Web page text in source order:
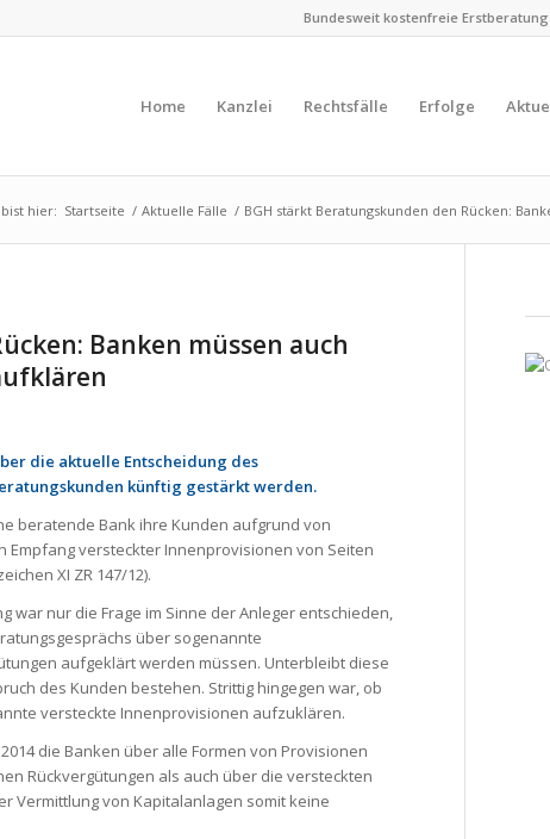
Bundesweit kostenfreie Erstberatung
Home Kanzlei Rechtsfälle Erfolge
hier: Startseite / Aktuelle Fälle / BGH stärkt Beratungskunden den Rücken:
Banken müssen auch
die aktuelle Entscheidung des
künftig gestärkt werden.
beratende Bank ihre Kunden aufgrund von
Empfang versteckter Innenprovisionen von Seiten
XI ZR 147/12).
war nur die Frage im Sinne der Anleger entschieden,
über sogenannte
aufgeklärt werden müssen. Unterbleibt diese
des Kunden bestehen. Strittig hingegen war, ob
versteckte Innenprovisionen aufzuklären.
die Banken über alle Formen von Provisionen
Rückvergütungen als auch über die versteckten
Vermittlung von Kapitalanlagen somit keine